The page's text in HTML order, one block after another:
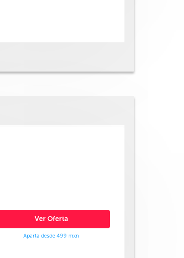
Ver Oferta
Aparta desde 499 mxn